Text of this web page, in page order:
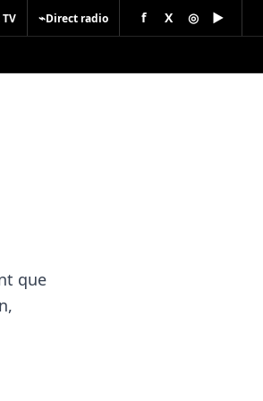
⌁Direct radio f X ◎ ▶
que